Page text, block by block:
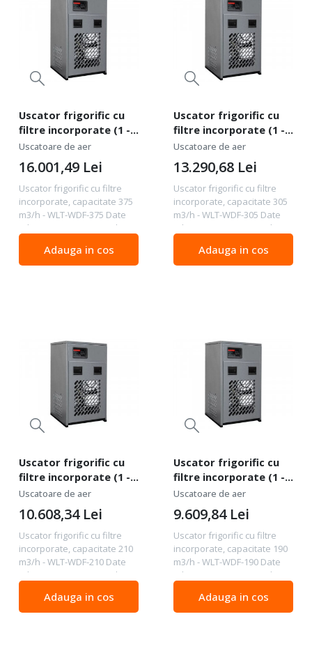
Uscator frigorific cu
filtre incorporate (1 -
0,01u), capacitate 375
m3/h - WLT-WDF-375
Uscatoare de aer
Uscator frigorific cu filtre
incorporate, capacitate 375
m3/h - WLT-WDF-375 Date
tehnice Capacitate m3/h 375
Conexiune 1 1/2 "
Tensiunea V 230/1/50
16.001,49 Lei
Adauga in cos
Uscator frigorific cu
filtre incorporate (1 -
0,01u), capacitate 305
m3/h - WLT-WDF-305
Uscatoare de aer
Uscator frigorific cu filtre
incorporate, capacitate 305
m3/h - WLT-WDF-305 Date
tehnice Capacitate m3/h 305
Conexiune 1 1/2 "
Tensiunea V 230/1/50
13.290,68 Lei
Adauga in cos
Uscator frigorific cu
filtre incorporate (1 -
0,01u), capacitate 210
m3/h - WLT-WDF-210
Uscatoare de aer
Uscator frigorific cu filtre
incorporate, capacitate 210
m3/h - WLT-WDF-210 Date
tehnice Capacitate m3/h 210
Conexiune 1 1/2 "
Tensiunea V 230/1/50
10.608,34 Lei
Adauga in cos
Uscator frigorific cu
filtre incorporate (1 -
0,01u), capacitate 190
m3/h - WLT-WDF-190
Uscatoare de aer
Uscator frigorific cu filtre
incorporate, capacitate 190
m3/h - WLT-WDF-190 Date
tehnice Capacitate m3/h 190
Conexiune 3/4 " Tensiunea
V 230/1/50 Factorul de răcire
9.609,84 Lei
Adauga in cos